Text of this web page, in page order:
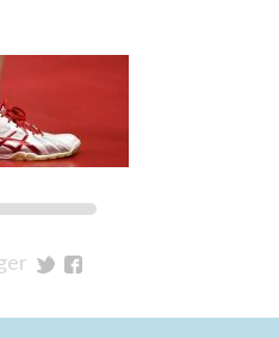
Twitter
Facebook